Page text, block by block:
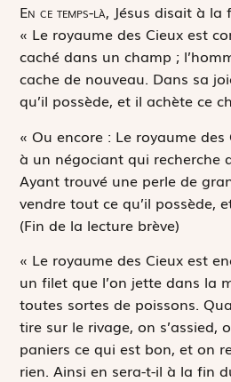
En ce temps-là, Jésus disait à la
« Le royaume des Cieux est
caché dans un champ ;
cache de nouveau. Dans sa
qu’il possède, et il achète ce
« Ou encore : Le royaume
à un négociant qui recherche
Ayant trouvé une perle de
vendre tout ce qu’il possède,
(Fin de la lecture brève)
« Le royaume des Cieux est
un filet que l’on jette dans la
toutes sortes de poissons.
tire sur le rivage, on s’assied,
paniers ce qui est bon, et on
rien. Ainsi en sera-t-il à la fin